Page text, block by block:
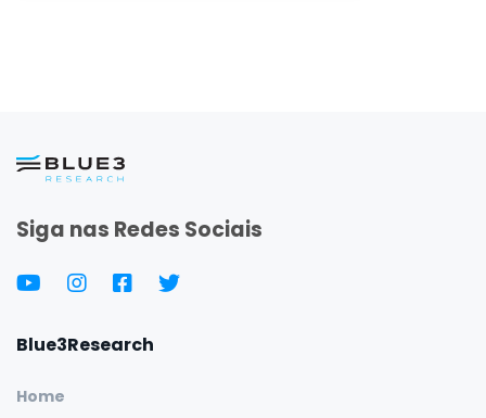
Siga nas Redes Sociais
Blue3Research
Home